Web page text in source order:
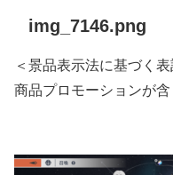
img_7146.png
＜景品表示法に基づく
商品プロモーションが含